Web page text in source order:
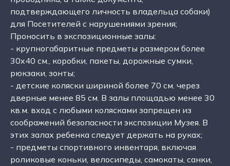
подтверждающего личность владельца собаки)
для Посетителей с нарушениями зрения;
Проносить в экспозиционные залы:
- крупногабаритные предметы размером более
30x40 см., коробки, пакеты, дорожные сумки,
рюкзаки, зонты;
- детские коляски шириной более 70 см. через
дверные менее 85 см. В залы площадью менее 30
кв.м. вход с любыми колясками запрещен из
соображений безопасности экспозиции Музея. В
этих залах ребенка следует держать на руках;
- предметы спортивного инвентаря, включая
роликовые коньки, велосипеды, самокаты, санки,